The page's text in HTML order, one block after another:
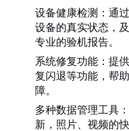
设备健康检测： 通
设备的真实状态，
专业的验机报告。
系统修复功能： 提
复闪退等功能，帮
障。
多种数据管理工具：
新，照片、视频的